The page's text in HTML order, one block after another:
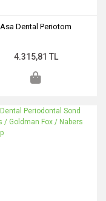
Asa Dental Periotom
4.315,81 TL